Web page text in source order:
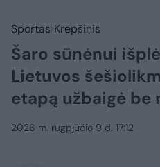
Sportas Krepšinis
Šaro sūnėnui
Lietuvos
etapą užbaigė be
2026 m. rugpjūčio 9 d. 17:12